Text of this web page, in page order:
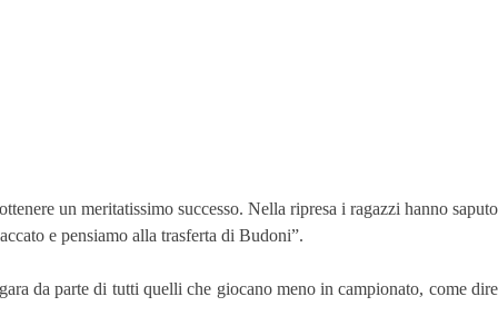
un meritatissimo successo. Nella ripresa i ragazzi hanno saputo
e pensiamo alla trasferta di Budoni”.
da parte di tutti quelli che giocano meno in campionato, come dire